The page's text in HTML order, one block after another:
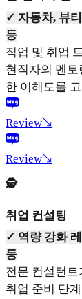
✓ 자동차, 뷰
등
직업 및 취업
현직자의 멘토
한 이해도를
Review↘
Review↘
🕵
취업 컨설팅
✓ 역량 강화
등
전문 컨설턴트
취업 준비 단